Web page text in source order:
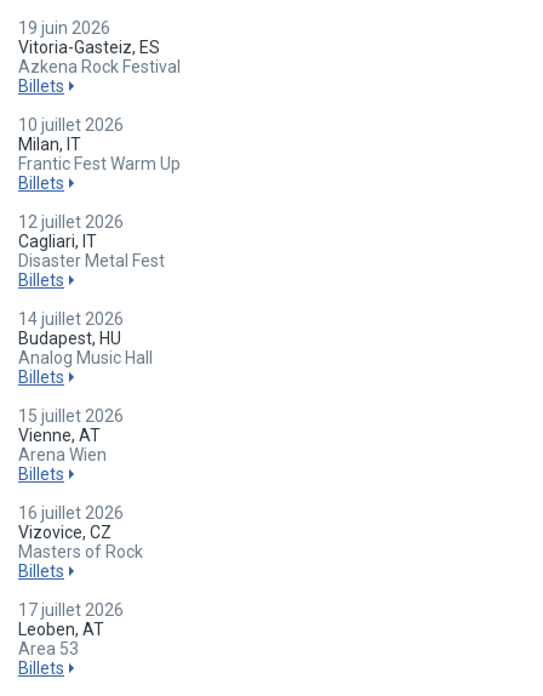
19 juin 2026
Vitoria-Gasteiz, ES
Azkena Rock Festival
Billets
10 juillet 2026
Milan, IT
Frantic Fest Warm Up
Billets
12 juillet 2026
Cagliari, IT
Disaster Metal Fest
Billets
14 juillet 2026
Budapest, HU
Analog Music Hall
Billets
15 juillet 2026
Vienne, AT
Arena Wien
Billets
16 juillet 2026
Vizovice, CZ
Masters of Rock
Billets
17 juillet 2026
Leoben, AT
Area 53
Billets